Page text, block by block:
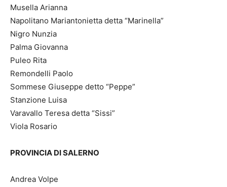
Musella Arianna
Napolitano Mariantonietta detta “Marinella”
Nigro Nunzia
Palma Giovanna
Puleo Rita
Remondelli Paolo
Sommese Giuseppe detto “Peppe”
Stanzione Luisa
Varavallo Teresa detta “Sissi”
Viola Rosario
PROVINCIA DI SALERNO
Andrea Volpe